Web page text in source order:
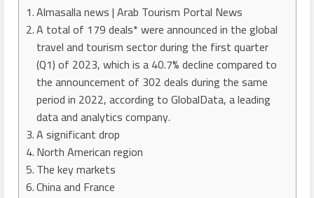
Almasalla news | Arab Tourism Portal News
A total of 179 deals* were announced in the global
travel and tourism sector during the first quarter
(Q1) of 2023, which is a 40.7% decline compared to
the announcement of 302 deals during the same
period in 2022, according to GlobalData, a leading
data and analytics company.
A significant drop
North American region
The key markets
China and France